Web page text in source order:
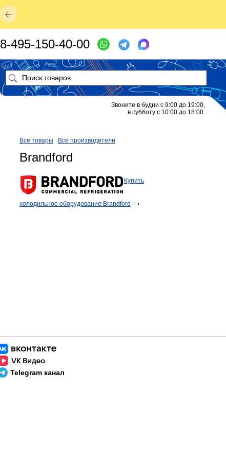
Все товары Все производители
Brandford
​Купить
холодильное оборудование Brandford
8-495-150-40-00
Звоните в будни с 9:00 до 19:00,
в субботу с 10:00 до 18:00.
Telegram канал